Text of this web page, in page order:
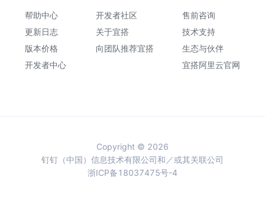
帮助中心
更新日志
版本价格
开发者中心
开发者社区
关于宜搭
向团队推荐宜搭
售前咨询
技术支持
生态与伙伴
宜搭阿里云官网
Copyright © 2026
钉钉（中国）信息技术有限公司和／或其关联公司
浙ICP备18037475号-4